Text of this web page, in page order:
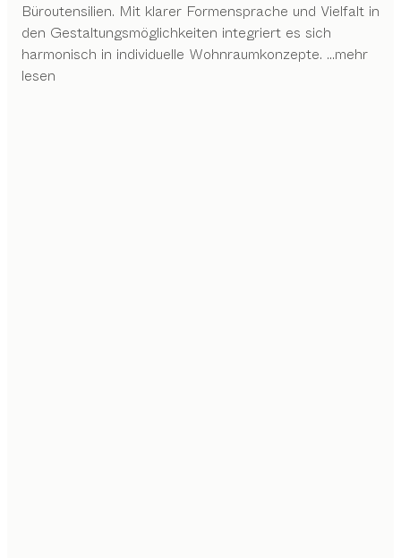
Büroutensilien. Mit klarer Formensprache und Vielfalt in
den Gestaltungsmöglichkeiten integriert es sich
harmonisch in individuelle Wohnraumkonzepte. ...mehr
lesen